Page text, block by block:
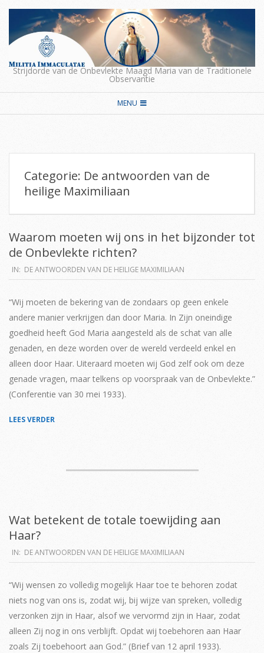
Skip
content
Strijdorde van de Onbevlekte Maagd Maria van de Traditionele
Observantie
Navigation
MENU
Categorie: De antwoorden van de
heilige Maximiliaan
Waarom moeten wij ons in het bijzonder tot
de Onbevlekte richten?
2019-
04-
02
IN: DE ANTWOORDEN VAN DE HEILIGE MAXIMILIAAN
“Wij moeten de bekering van de zondaars op geen enkele
andere manier verkrijgen dan door Maria. In Zijn oneindige
goedheid heeft God Maria aangesteld als de schat van alle
genaden, en deze worden over de wereld verdeeld enkel en
alleen door Haar. Uiteraard moeten wij God zelf ook om deze
genade vragen, maar telkens op voorspraak van de Onbevlekte.”
(Conferentie van 30 mei 1933).
LEES VERDER
Wat betekent de totale toewijding aan
Haar?
2019-
04-
02
IN: DE ANTWOORDEN VAN DE HEILIGE MAXIMILIAAN
“Wij wensen zo volledig mogelijk Haar toe te behoren zodat
niets nog van ons is, zodat wij, bij wijze van spreken, volledig
verzonken zijn in Haar, alsof we vervormd zijn in Haar, zodat
alleen Zij nog in ons verblijft. Opdat wij toebehoren aan Haar
zoals Zij toebehoort aan God.” (Brief van 12 april 1933).